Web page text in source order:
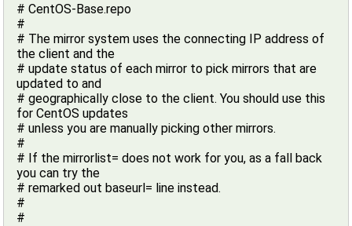
# CentOS-Base.repo
#
# The mirror system uses the connecting IP address of
the client and the
# update status of each mirror to pick mirrors that are
updated to and
# geographically close to the client. You should use this
for CentOS updates
# unless you are manually picking other mirrors.
#
# If the mirrorlist= does not work for you, as a fall back
you can try the
# remarked out baseurl= line instead.
#
#